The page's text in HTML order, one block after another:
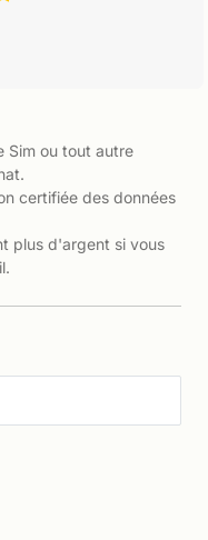
Sim ou tout autre
certifiée des données
plus d'argent si vous